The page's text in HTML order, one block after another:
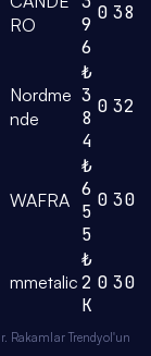
RO
9
6
0 38
Nordme
nde
₺
3
8
4
0 32
WAFRA
₺
6
5
5
0 30
mmetalic
₺
2
K
0 30
Rakamlar Trendyol'un